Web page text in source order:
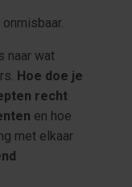
naar wat
Hoe doe je
recht
en hoe
met elkaar